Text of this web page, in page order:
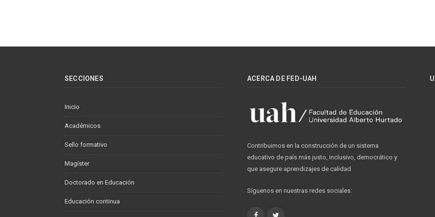
SECCIONES
Inicio
Académicos
Sello formativo
Magíster
Doctorado en Educación
Educación continua
ACERCA DE FED-UAH
Contribuimos en la construcción de un sistema
educativo de país más justo, inclusivo, democrático y
que asegure aprendizajes de calidad.
Síguenos en nuestras redes sociales:
Facebook